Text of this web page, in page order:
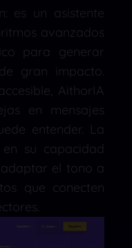
es un asistente
avanzados
para generar
gran impacto.
AithorIA
en mensajes
entender. La
su capacidad
el tono a
que conecten